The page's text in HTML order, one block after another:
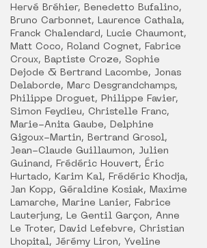
Hervé Bréhier, Benedetto Bufalino,
Bruno Carbonnet, Laurence Cathala,
Franck Chalendard, Lucie Chaumont,
Matt Coco, Roland Cognet, Fabrice
Croux, Baptiste Croze, Sophie
Dejode & Bertrand Lacombe, Jonas
Delaborde, Marc Desgrandchamps,
Philippe Droguet, Philippe Favier,
Simon Feydieu, Christelle Franc,
Marie-Anita Gaube, Delphine
Gigoux-Martin, Bertrand Grosol,
Jean-Claude Guillaumon, Julien
Guinand, Frédéric Houvert, Éric
Hurtado, Karim Kal, Frédéric Khodja,
Jan Kopp, Géraldine Kosiak, Maxime
Lamarche, Marine Lanier, Fabrice
Lauterjung, Le Gentil Garçon, Anne
Le Troter, David Lefebvre, Christian
Lhopital, Jérémy Liron, Yveline